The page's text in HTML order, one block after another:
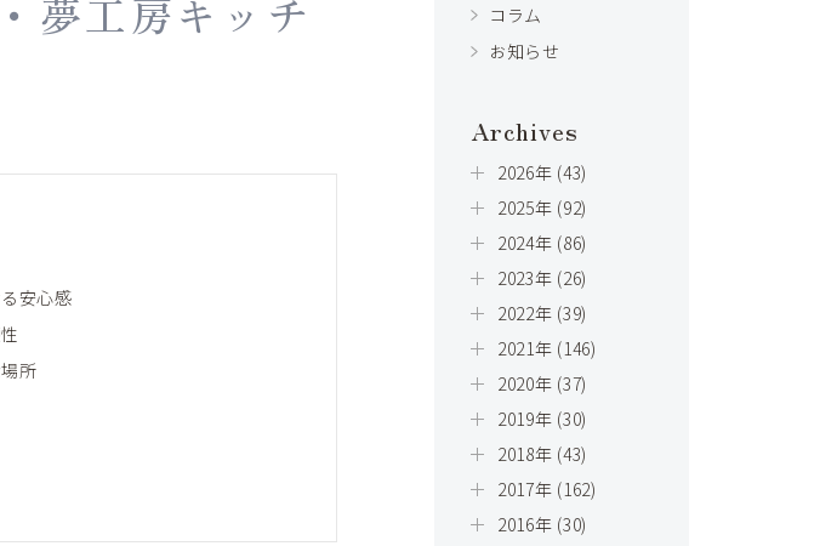
夢工房キッチ
安心感
所
コラム
お知らせ
Archives
2026年 (43)
2025年 (92)
2024年 (86)
2023年 (26)
2022年 (39)
2021年 (146)
2020年 (37)
2019年 (30)
2018年 (43)
2017年 (162)
2016年 (30)